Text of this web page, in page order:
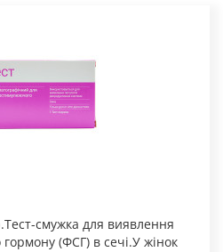
смужка для виявлення
(ФСГ) в сечі.У жінок